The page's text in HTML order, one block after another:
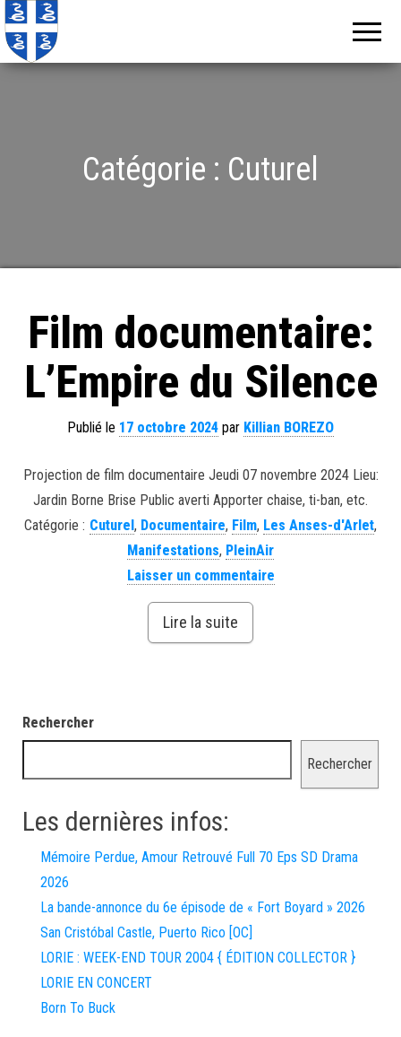
Catégorie : Cuturel
Film documentaire:
L’Empire du Silence
Publié le 17 octobre 2024 par Killian BOREZO
Projection de film documentaire Jeudi 07 novembre 2024 Lieu:
Jardin Borne Brise Public averti Apporter chaise, ti-ban, etc.
Catégorie : Cuturel, Documentaire, Film, Les Anses-d'Arlet,
Manifestations, PleinAir
Laisser un commentaire
Lire la suite
Rechercher
Rechercher
Les dernières infos:
Mémoire Perdue, Amour Retrouvé Full 70 Eps SD Drama
2026
La bande-annonce du 6e épisode de « Fort Boyard » 2026
San Cristóbal Castle, Puerto Rico [OC]
LORIE : WEEK-END TOUR 2004 { ÉDITION COLLECTOR }
LORIE EN CONCERT
Born To Buck